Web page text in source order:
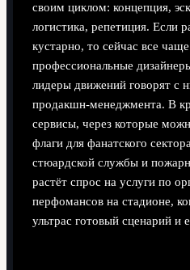
своим циклом: концепция,
логистика, репетиция. Если
кустарно, то сейчас все
профессиональные
лидеры движений говорят с
продакшн‑менеджмента. В
сервисы, через которые
флаги для фанатского
стюардской службы и
растёт спрос на услуги по
перфомансов на стадионе,
ультрас готовый сценарий и